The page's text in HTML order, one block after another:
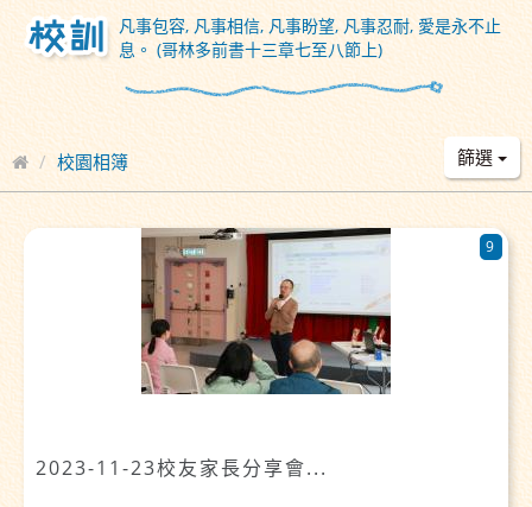
凡事包容, 凡事相信, 凡事盼望, 凡事忍耐, 愛是永不止
息。 (哥林多前書十三章七至八節上)
校園相簿 篩選
2023-11-23校友家長分享會...
9